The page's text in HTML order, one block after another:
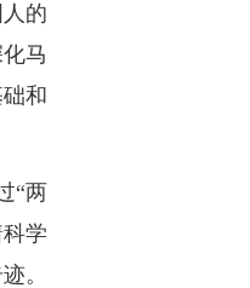
的
马
和
“两
学
。